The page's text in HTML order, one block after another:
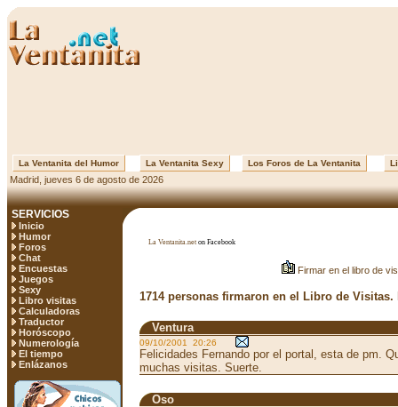
La Ventanita del Humor La Ventanita Sexy Los Foros de La Ventanita
Madrid, jueves 6 de agosto de 2026
SERVICIOS
Inicio
Humor
Foros
Chat
Encuestas
Juegos
Sexy
Libro visitas
Calculadoras
Traductor
Horóscopo
Numerología
El tiempo
Enlázanos
La Ventanita.net on Facebook
Firmar en el libro de
1714 personas firmaron en el Libro de Visitas.
Ventura
09/10/2001 20:26
Felicidades Fernando por el portal, esta de pm.
muchas visitas. Suerte.
Oso